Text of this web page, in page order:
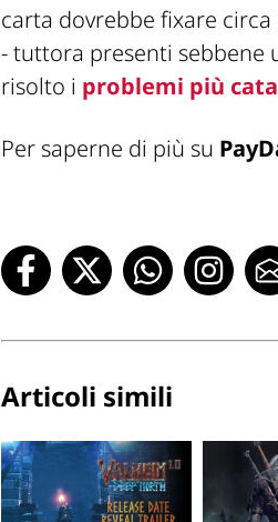
carta dovrebbe fixare
- tuttora presenti sebbene
risolto i problemi più
Per saperne di più su
Articoli simili